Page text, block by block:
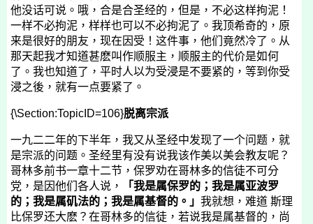
他没话可说。哦，合是合圣经的，但是，不必这样拘泥！
一样不必拘泥，样样也可以不必拘泥了。我顶希奇的，原
来是很好的朋友，现在因受！这件事，他们竟然冷了。从
那天起我才知道甚麽叫作顺服主，顺服主的代价是如何
了。我也知道了，平时人以为受浸是不要紧的，等到你受
浸之後，就有一点要紧了。
{\Section:TopicID=106}脱离宗派
一九二二年的下半年，我又从圣经中发现了一个问题，就
是宗派的问题。圣经里有没有说我该作美以美会教友呢？
哥林多前书一章十二节，保罗劝在哥林多的信徒不可分
党，是因他们各人说，
「我是属保罗的；我是属亚波罗
的；我是属矶法的；我是属基督的。」 我就想，难道 斯理
比保罗还大麽？在哥林多的信徒，若说我是属基督的，尚